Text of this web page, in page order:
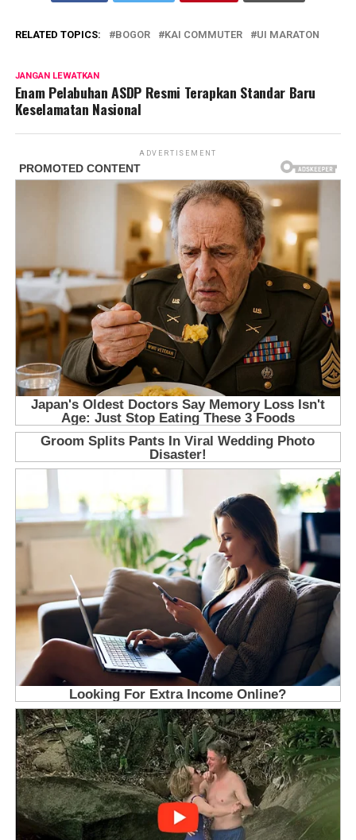
RELATED TOPICS: BOGOR KAI COMMUTER UI MARATON
JANGAN LEWATKAN
Enam Pelabuhan ASDP Resmi Terapkan Standar Baru
Keselamatan Nasional
ADVERTISEMENT